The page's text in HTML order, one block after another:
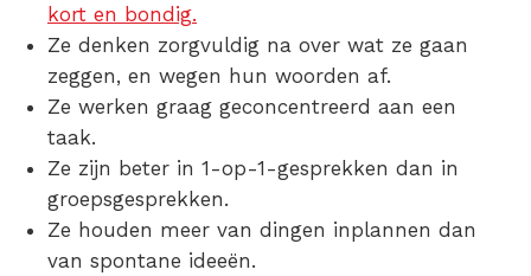
kort en bondig.
Ze denken zorgvuldig na over wat ze gaan
zeggen, en wegen hun woorden af.
Ze werken graag geconcentreerd aan een
taak.
Ze zijn beter in 1-op-1-gesprekken dan in
groepsgesprekken.
Ze houden meer van dingen inplannen dan
van spontane ideeën.